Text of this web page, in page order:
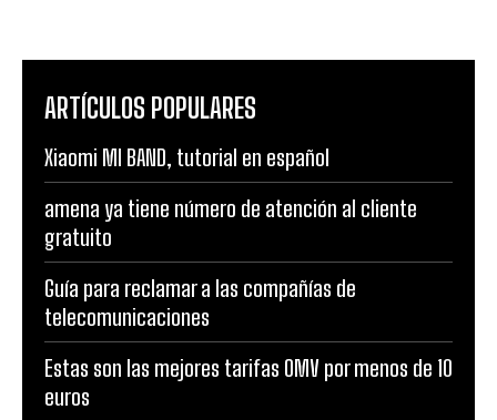
ARTÍCULOS POPULARES
Xiaomi MI BAND, tutorial en español
amena ya tiene número de atención al cliente
gratuito
Guía para reclamar a las compañías de
telecomunicaciones
Estas son las mejores tarifas OMV por menos de 10
euros